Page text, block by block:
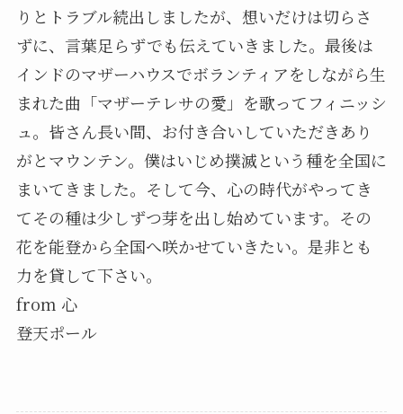
りとトラブル続出しましたが、想いだけは切らさ
ずに、言葉足らずでも伝えていきました。最後は
インドのマザーハウスでボランティアをしながら生
まれた曲「マザーテレサの愛」を歌ってフィニッシ
ュ。皆さん長い間、お付き合いしていただきあり
がとマウンテン。僕はいじめ撲滅という種を全国に
まいてきました。そして今、心の時代がやってき
てその種は少しずつ芽を出し始めています。その
花を能登から全国へ咲かせていきたい。是非とも
力を貸して下さい。
from 心
登天ポール